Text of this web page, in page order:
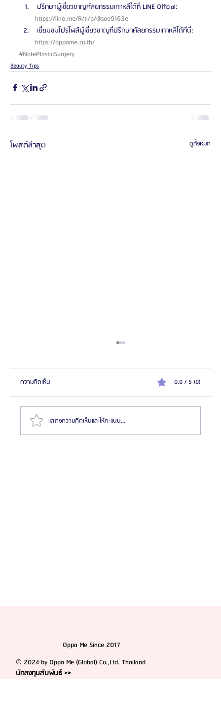
ปรึกษาผู้เชี่ยวชาญศัลยกรรมเกาหลีได้ที่ LINE Official:
https://line.me/R/ti/p/@soo9163e
เยี่ยมชมโปรไฟล์ผู้เชี่ยวชาญที่ปรึกษาศัลยกรรมเกาหลีได้ที่นี่:
https://oppame.co.th/
#NotePlasticSurgery
Beauty Tips
โพสต์ล่าสุด ดูทั้งหมด
ความคิดเห็น 0.0 / 5 (0)
แสดงความคิดเห็นและให้คะแนน...
Oppa Me Since 2017
© 2024 by Oppa Me (Global) Co.,Ltd. Thailand
นักลงทุนสัมพันธ์ >>